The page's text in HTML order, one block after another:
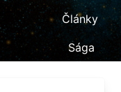
Články
Sága